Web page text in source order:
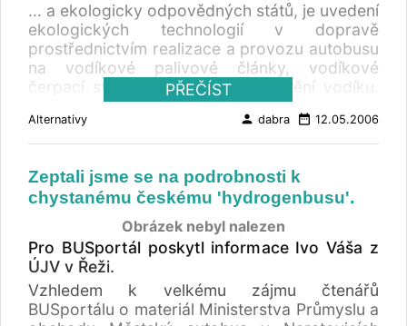
... a ekologicky odpovědných států, je uvedení
ekologických technologií v dopravě
prostřednictvím realizace a provozu autobusu
na vodíkové palivové články, vodíkové
čerpací stanice a zařízení na čištění vodíku.
Na BUSportálu zatím vyšlo: Zeptali jsme se na
podrobnosti k chystanému českému
'hydrogenbusu'. Ministerstvo průmyslu a
technologické platformy. Překážkou pro
uvedení každé nové technologie, natož celého
energetického konceptu, nejsou pouze
technická vyzrálost, vysoká bezpečnost,
ekonomická a ekologická hlediska, ale
především absence právního rámce pro
provozování všech dílčích technologických
celků a všeobecná akceptovatelnost širokou
PŘEČÍST
Alternativy person dabra date_range 12.05.2006
Zeptali jsme se na podrobnosti k
chystanému českému 'hydrogenbusu'.
Obrázek nebyl nalezen
Pro BUSportál poskytl informace Ivo Váša z
ÚJV v Řeži.
Vzhledem k velkému zájmu čtenářů
BUSportálu o materiál Ministerstva Průmyslu a